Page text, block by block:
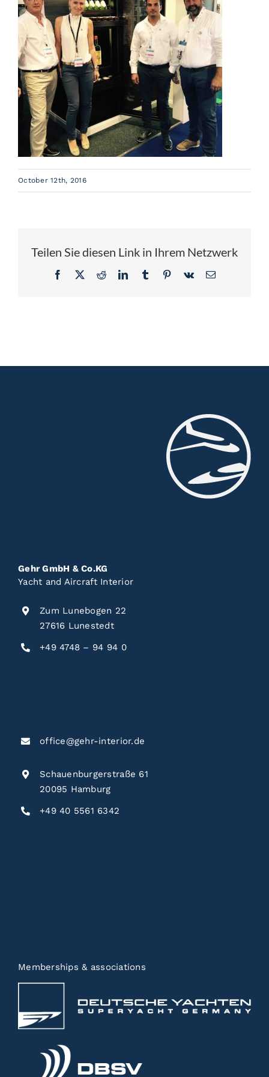
References
News
About us
Contact
October 12th, 2016
Teilen Sie diesen Link in Ihrem Netzwerk
Facebook
X RedditLinkedInTumblr Pinterest
Vk Email
Gehr GmbH & Co.KG
Yacht and Aircraft Interior
Zum Lunebogen 22
27616 Lunestedt
+49 4748 – 94 94 0
office@gehr-interior.de
Schauenburgerstraße 61
20095 Hamburg
+49 40 5561 6342
Memberships & associations